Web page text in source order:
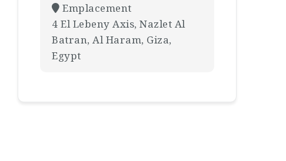
Emplacement
4 El Lebeny Axis, Nazlet Al
Batran, Al Haram, Giza,
Egypt